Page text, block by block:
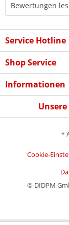
Bewertungen
Service Hotline
Shop Service
Informationen
*
Cookie-
© DIDPM